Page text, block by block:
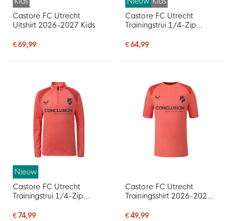
Castore FC Utrecht
Uitshirt 2026-2027 Kids
€ 69,99
Castore FC Utrecht
Trainingstrui 1/4-Zip
Donkerrood
€ 64,99
Nieuw
Castore FC Utrecht
Trainingstrui 1/4-Zip
Donkerrood
€ 74,99
Castore FC Utrecht
Trainingsshirt 2026-2027
€ 49,99